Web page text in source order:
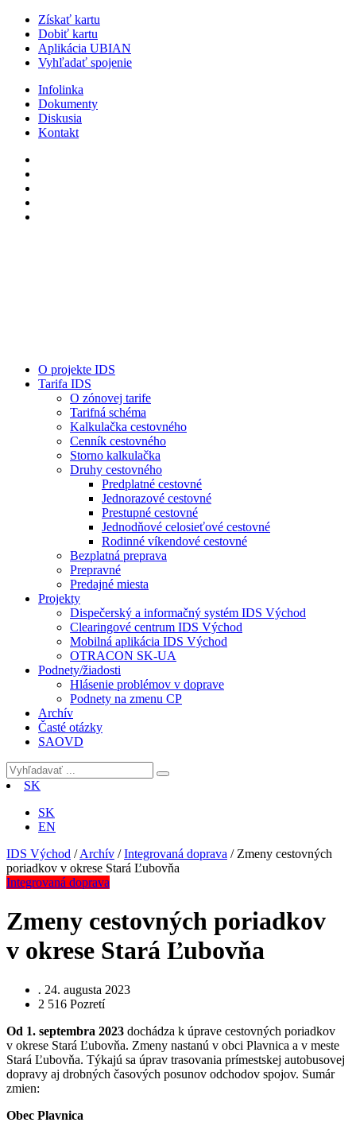
Získať kartu
Dobiť kartu
Aplikácia UBIAN
Vyhľadať spojenie
Infolinka
Dokumenty
Diskusia
Kontakt
O projekte IDS
Tarifa IDS
O zónovej tarife
Tarifná schéma
Kalkulačka cestovného
Cenník cestovného
Storno kalkulačka
Druhy cestovného
Predplatné cestovné
Jednorazové cestovné
Prestupné cestovné
Jednodňové celosieťové cestovné
Rodinné víkendové cestovné
Bezplatná preprava
Prepravné
Predajné miesta
Projekty
Dispečerský a informačný systém IDS Východ
Clearingové centrum IDS Východ
Mobilná aplikácia IDS Východ
OTRACON SK-UA
Podnety/žiadosti
Hlásenie problémov v doprave
Podnety na zmenu CP
Archív
Časté otázky
SAOVD
SK
SK
EN
IDS Východ /Archív /Integrovaná doprava / Zmeny cestovných
poriadkov v okrese Stará Ľubovňa
Integrovaná doprava
Zmeny cestovných poriadkov
v okrese Stará Ľubovňa
. 24. augusta 2023
2 516 Pozretí
Od 1. septembra 2023 dochádza k úprave cestovných poriadkov
v okrese Stará Ľubovňa. Zmeny nastanú v obci Plavnica a v meste
Stará Ľubovňa. Týkajú sa úprav trasovania prímestskej autobusovej
dopravy aj drobných časových posunov odchodov spojov. Sumár
zmien:
Obec Plavnica